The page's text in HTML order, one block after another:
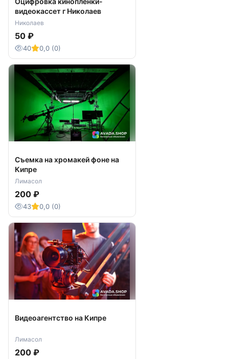
видеокассет г Николаев
Николаев
50 ₽
40 0,0 (0)
Съемка на хромакей фоне на
Кипре
Лимасол
200 ₽
43 0,0 (0)
Видеоагентство на Кипре
Лимасол
200 ₽